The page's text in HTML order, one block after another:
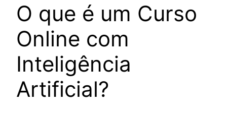
O que é um Curso
Online com
Inteligência
Artificial?